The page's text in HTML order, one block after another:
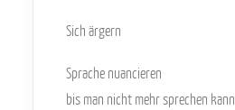
Sich ärgern
Sprache nuancieren
bis man nicht mehr sprechen kann